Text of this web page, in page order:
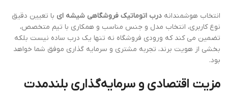
انتخاب هوشمندانه درب اتوماتیک فروشگاهی شیشه ای با تعیین دقیق
نوع کاربری، انتخاب مدل و جنس مناسب و همکاری با تیم متخصص،
تضمین می کند که ورودی فروشگاه نه تنها یک درب ساده نیست بلکه
بخشی از هویت برند، تجربه مشتری و سرمایه گذاری موفق شما خواهد
بود.
مزیت اقتصادی و سرمایه‌گذاری بلندمدت